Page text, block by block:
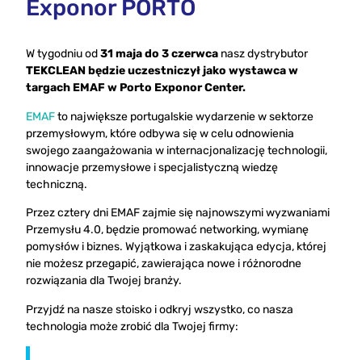
Exponor PORTO
W tygodniu od31 maja do 3 czerwca nasz dystrybutor
TEKCLEAN będzie uczestniczył jako wystawca w
targach EMAF w Porto Exponor Center.
EMAFto największe portugalskie wydarzenie w sektorze
przemysłowym, które odbywa się w celu odnowienia
swojego zaangażowania w internacjonalizację technologii,
innowacje przemysłowe i specjalistyczną wiedzę
techniczną.
Przez cztery dni EMAF zajmie się najnowszymi wyzwaniami
Przemysłu 4.0, będzie promować networking, wymianę
pomysłów i biznes. Wyjątkowa i zaskakująca edycja, której
nie możesz przegapić, zawierająca nowe i różnorodne
rozwiązania dla Twojej branży.
Przyjdź na nasze stoisko i odkryj wszystko, co nasza
technologia może zrobić dla Twojej firmy: